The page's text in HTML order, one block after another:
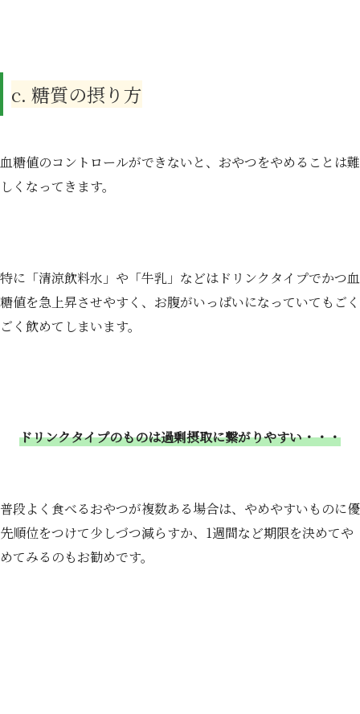
c. 糖質の摂り方
血糖値のコントロールができないと、おやつをやめることは難
しくなってきます。
特に「清涼飲料水」や「牛乳」などはドリンクタイプでかつ血
糖値を急上昇させやすく、お腹がいっぱいになっていてもごく
ごく飲めてしまいます。
ドリンクタイプのものは過剰摂取に繋がりやすい・・・
普段よく食べるおやつが複数ある場合は、やめやすいものに優
先順位をつけて少しづつ減らすか、1週間など期限を決めてや
めてみるのもお勧めです。